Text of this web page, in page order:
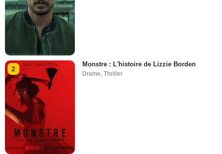
2
Monstre : L'histoire de Lizzie Borden
Drame,Thriller